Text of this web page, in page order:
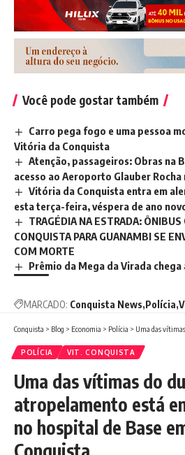
Você pode gostar também
Carro pega fogo e uma pessoa
Vitória da Conquista
Atenção, passageiros: Obras na
acesso ao Aeroporto Glauber Rocha
Vitória da Conquista entra em
esta terça-feira, véspera de ano
TRAGÉDIA NA ESTRADA: ÔNIBUS
CONQUISTA PARA GUANAMBI SE
COM MORTE
Prêmio da Mega da Virada chega
MARCADO: Conquista News Polícia
Conquista > Blog > Economia > Polícia > Uma das vítimas do duplo
POLÍCIA VIT. CONQUISTA
Uma das vítimas do
atropelamento está
no hospital de Base
Conquista